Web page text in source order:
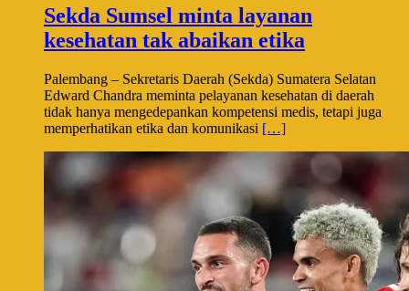
Sekda Sumsel minta layanan
kesehatan tak abaikan etika
Palembang – Sekretaris Daerah (Sekda) Sumatera Selatan
Edward Chandra meminta pelayanan kesehatan di daerah
tidak hanya mengedepankan kompetensi medis, tetapi juga
memperhatikan etika dan komunikasi […]